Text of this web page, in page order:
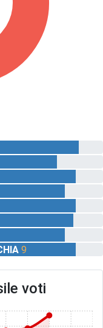
9
voti